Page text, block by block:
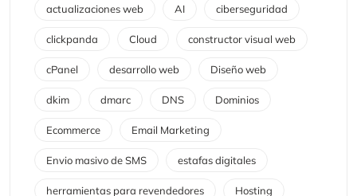
actualizaciones web AI ciberseguridad
clickpanda Cloud constructor visual web
cPanel desarrollo web Diseño web
dkim dmarc DNS Dominios
Ecommerce Email Marketing
Envio masivo de SMS estafas digitales
herramientas para revendedores Hosting